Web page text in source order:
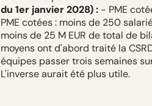
du 1er janvier 2028) : - PME
PME cotées : moins de 250
moins de 25 M EUR de total de
moyens ont d'abord traité la
équipes passer trois semaines
L'inverse aurait été plus utile.